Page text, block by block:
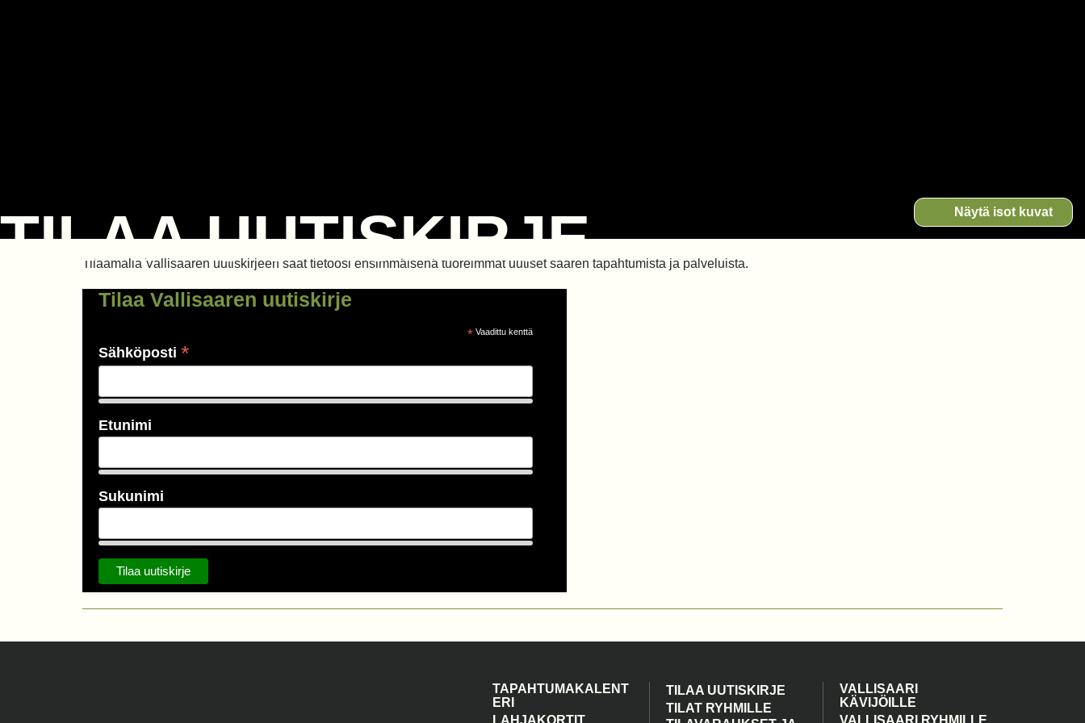
TILAA UUTISKIRJE Näytä isot kuvat
Tilaamalla Vallisaaren uutiskirjeen saat tietoosi ensimmäisenä tuoreimmat uutiset saaren tapahtumista ja palveluista.
Tilaa Vallisaaren uutiskirje
*Vaadittu kenttä
Sähköposti *
Etunimi
Sukunimi
TAPAHTUMAKALENT
ERI
TILAA UUTISKIRJE
TILAT RYHMILLE
VALLISAARI
KÄVIJÖILLE